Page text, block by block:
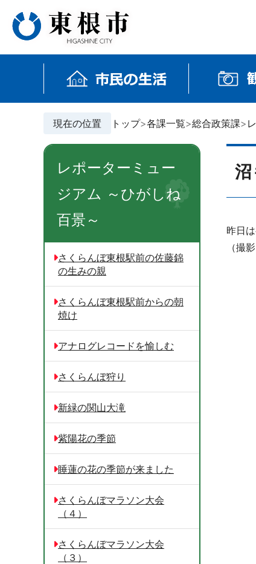
現在の位置 トップ 各課一覧 総合政策課
昨日
（撮
レポーターミュー
ジアム ～ひがしね
百景～
さくらんぼ東根駅前の佐藤錦
の生みの親
さくらんぼ東根駅前からの朝
焼け
アナログレコードを愉しむ
さくらんぼ狩り
新緑の関山大滝
紫陽花の季節
睡蓮の花の季節が来ました
さくらんぼマラソン大会
（４）
さくらんぼマラソン大会
（３）